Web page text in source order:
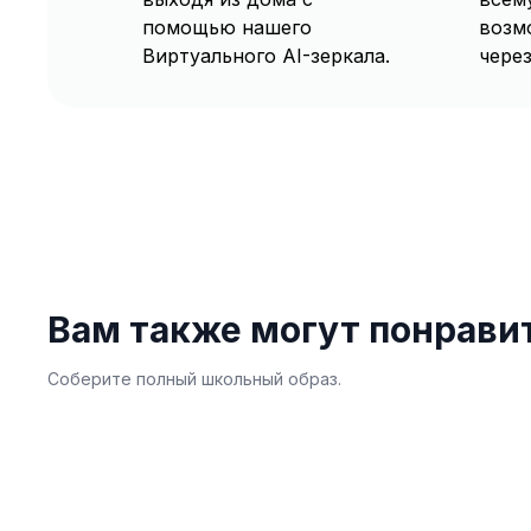
помощью нашего
Виртуального AI-зеркала.
Вам также могут
Соберите полный школьный образ.